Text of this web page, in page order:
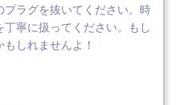
ラグを抜いてください。時
寧に扱ってください。もし
しれませんよ！